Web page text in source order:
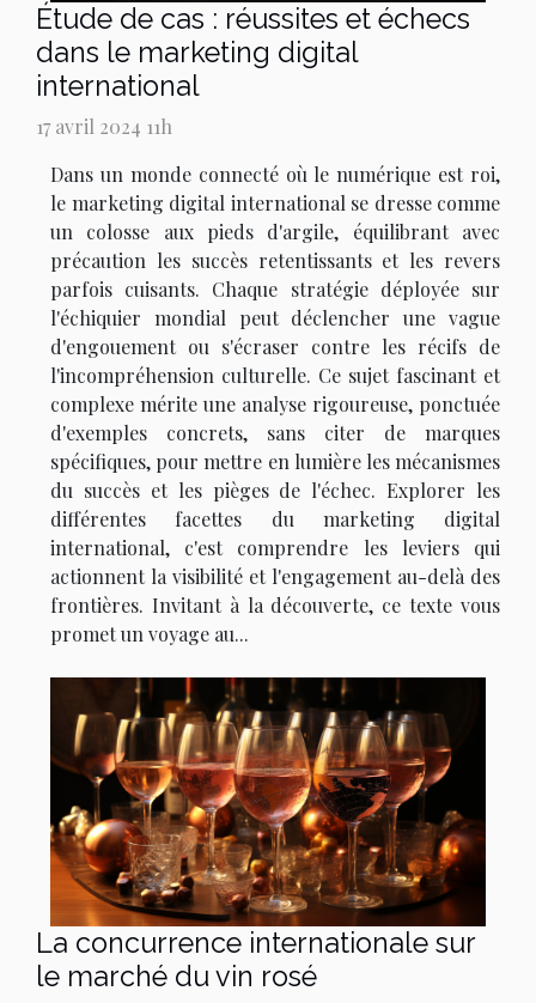
Étude de cas : réussites et échecs
dans le marketing digital
international
17 avril 2024 11h
Dans un monde connecté où le numérique est roi,
le marketing digital international se dresse comme
un colosse aux pieds d'argile, équilibrant avec
précaution les succès retentissants et les revers
parfois cuisants. Chaque stratégie déployée sur
l'échiquier mondial peut déclencher une vague
d'engouement ou s'écraser contre les récifs de
l'incompréhension culturelle. Ce sujet fascinant et
complexe mérite une analyse rigoureuse, ponctuée
d'exemples concrets, sans citer de marques
spécifiques, pour mettre en lumière les mécanismes
du succès et les pièges de l'échec. Explorer les
différentes facettes du marketing digital
international, c'est comprendre les leviers qui
actionnent la visibilité et l'engagement au-delà des
frontières. Invitant à la découverte, ce texte vous
promet un voyage au...
La concurrence internationale sur
le marché du vin rosé